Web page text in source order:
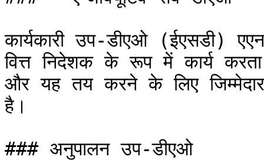
कार्यकारी उप-डीएओ (ईएसडी)
वित्त निदेशक के रूप में कार्य करता
और यह तय करने के लिए
है।
### अनुपालन उप-डीएओ